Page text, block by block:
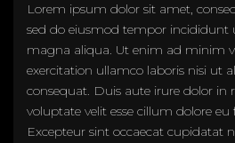
Lorem ipsum dolor sit amet,
sed do eiusmod tempor incididunt
magna aliqua. Ut enim ad minim
exercitation ullamco laboris nisi ut
consequat. Duis aute irure dolor in
voluptate velit esse cillum dolore
Excepteur sint occaecat cupidatat